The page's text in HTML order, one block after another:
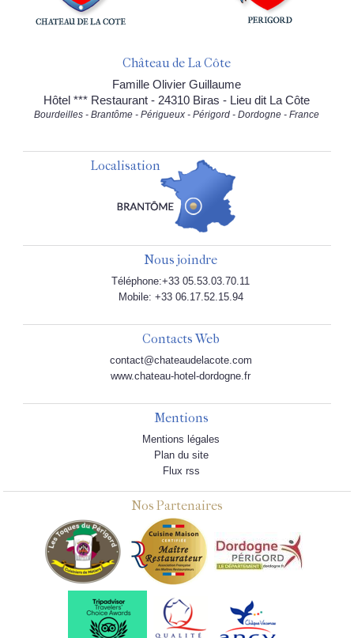
Château de La Côte
Famille Olivier Guillaume
Hôtel *** Restaurant - 24310 Biras - Lieu dit La Côte
Bourdeilles - Brantôme - Périgueux - Périgord - Dordogne - France
Localisation
Nous joindre
Téléphone:+33 05.53.03.70.11
Mobile: +33 06.17.52.15.94
Contacts Web
contact@chateaudelacote.com
www.chateau-hotel-dordogne.fr
Mentions
Mentions légales
Plan du site
Flux rss
Nos Partenaires